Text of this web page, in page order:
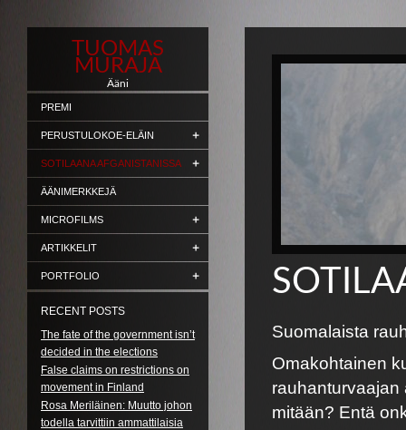
TUOMAS
MURAJA
Ääni
PREMI
PERUSTULOKOE-ELÄIN
SOTILAANA AFGANISTANISSA
ÄÄNIMERKKEJÄ
MICROFILMS
ARTIKKELIT
PORTFOLIO
RECENT POSTS
The fate of the government isn’t
decided in the elections
False claims on restrictions on
movement in Finland
Rosa Meriläinen: Muutto johon
todella tarvittiin ammattilaisia
Suomalaista
Omakohtainen
rauhanturvaajan
mitään? Entä